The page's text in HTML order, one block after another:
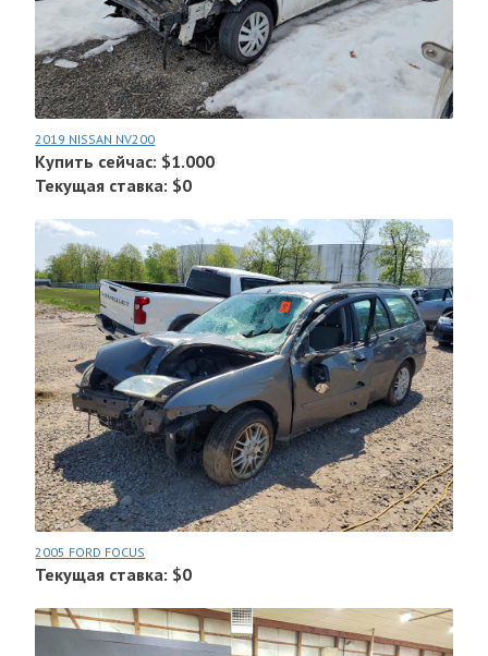
2019 NISSAN NV200
Купить сейчас: $1.000
Текущая ставка: $0
2005 FORD FOCUS
Текущая ставка: $0